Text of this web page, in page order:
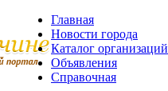
Главная
Новости города
Каталог организаций
Объявления
Справочная